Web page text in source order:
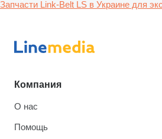
Запчасти Link-Belt LS в Украине для
Компания
О нас
Помощь